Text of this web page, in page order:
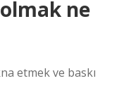
ne
etmek ve baskı